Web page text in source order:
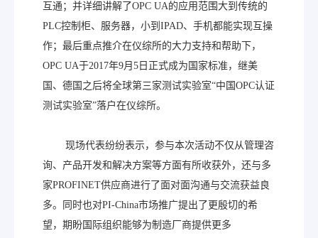
互通；并详细讲解了OPC UA的应用范围大到传统的
PLC控制柜、服务器，小到IPAD、手机都能实现互操
作；最后重点推介在仪综所的大力支持和帮助下，
OPC UA于2017年9月5日正式成为国家标准，继美
国、德国之后将全球第三家测试实验室“中国OPC认证
测试实验室”落户在仪综所。
现场代表纷纷表示，参与本次活动不仅从管理咨
询、产品开发和解决方案等方面有所收获外，还与多
家PROFINET供应商进行了面对面沟通与交流获益良
多。同时也对PI-China市场推广提出了更殷切的希
望，期盼国际组织能够为制造厂商提供更多